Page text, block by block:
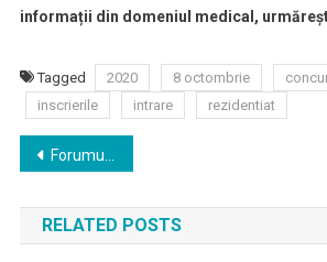
informații din domeniul medical,
Tagged 2020 8 octombrie
inscrierile
intrare rezidentiat
Navigare
în
articole
Forumul de Insuficienta Cardiaca, Editia a 4-a
RELATED POSTS